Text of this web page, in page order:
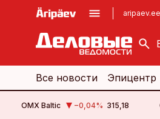
aripaev.ee
kinnisvarauudised.ee
logistikauudised.ee
Все новости Эпицентр
OMX Baltic −0,04% 315,18